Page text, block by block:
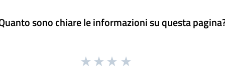
sono chiare le informazioni su questa